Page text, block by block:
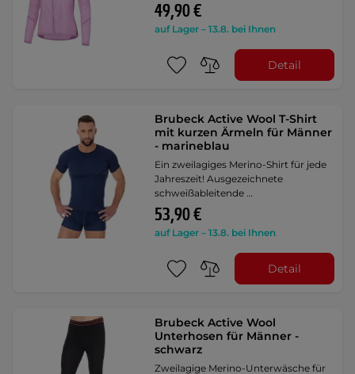
49,90 €
auf Lager – 13.8. bei Ihnen
Detail
Brubeck Active Wool T-Shirt
mit kurzen Ärmeln für Männer
- marineblau
Ein zweilagiges Merino-Shirt für jede
Jahreszeit! Ausgezeichnete
schweißableitende …
53,90 €
auf Lager – 13.8. bei Ihnen
Detail
Brubeck Active Wool
Unterhosen für Männer -
schwarz
Zweilagige Merino-Unterwäsche für